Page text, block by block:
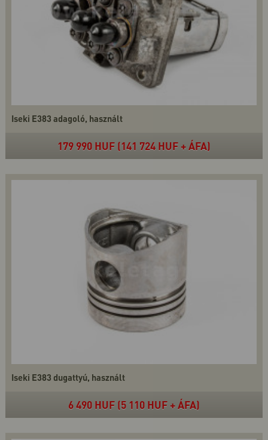
Iseki E383 adagoló, használt
179 990 HUF (141 724 HUF + ÁFA)
Iseki E383 dugattyú, használt
6 490 HUF (5 110 HUF + ÁFA)